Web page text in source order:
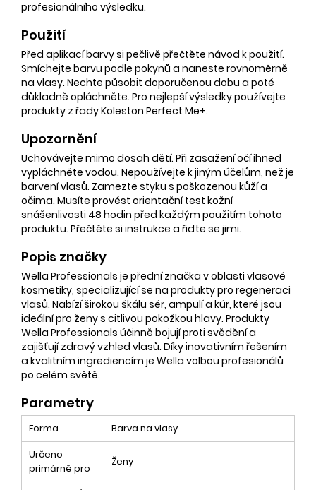
profesionálního výsledku.
Použití
Před aplikací barvy si pečlivě přečtěte návod k použití.
Smíchejte barvu podle pokynů a naneste rovnoměrně
na vlasy. Nechte působit doporučenou dobu a poté
důkladně opláchněte. Pro nejlepší výsledky používejte
produkty z řady Koleston Perfect Me+.
Upozornění
Uchovávejte mimo dosah dětí. Při zasažení očí ihned
vypláchněte vodou. Nepoužívejte k jiným účelům, než je
barvení vlasů. Zamezte styku s poškozenou kůží a
očima. Musíte provést orientační test kožní
snášenlivosti 48 hodin před každým použitím tohoto
produktu. Přečtěte si instrukce a řiďte se jimi.
Popis značky
Wella Professionals je přední značka v oblasti vlasové
kosmetiky, specializující se na produkty pro regeneraci
vlasů. Nabízí širokou škálu sér, ampulí a kúr, které jsou
ideální pro ženy s citlivou pokožkou hlavy. Produkty
Wella Professionals účinně bojují proti svědění a
zajišťují zdravý vzhled vlasů. Díky inovativním řešením
a kvalitním ingrediencím je Wella volbou profesionálů
po celém světě.
Parametry
Forma
Barva na vlasy
Určeno
primárně pro
Ženy